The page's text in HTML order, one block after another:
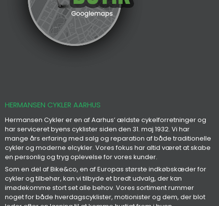
HERMANSEN CYKLER AARHUS
Hermansen Cykler er en af Aarhus’ ældste cykelforretninger og
har serviceret byens cyklister siden den 31. maj 1932. Vi har
mange års erfaring med salg og reparation af både traditionelle
cykler og moderne elcykler. Vores fokus har altid været at skabe
en personlig og tryg oplevelse for vores kunder.
Som en del af Bike&co, en af Europas største indkøbskæder for
cykler og tilbehør, kan vi tilbyde et bredt udvalg, der kan
imødekomme stort set alle behov. Vores sortiment rummer
noget for både hverdagscyklister, motionister og dem, der blot